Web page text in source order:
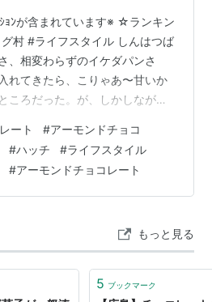
ｮﾝが含まれています※ ☆ランキン
村 #ライフスタイル しんはつば
、相変わらずのイケダパンさ
れてきたら、こりゃあ〜甘いか
ころだった。が、しかしなが
まぁ、前面に書いてある、説明
クリームをサンドしたデニッシ
グし、アーモンドスライスをト
る。大人の味です！と付け加え
ート #アーモンドチョコ
#ハッチ #ライフスタイル
#アーモンドチョコレート
もっと見る
5 ブックマーク